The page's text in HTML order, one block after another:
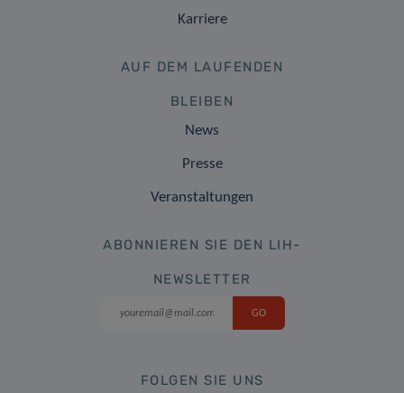
Karriere
AUF DEM LAUFENDEN
BLEIBEN
News
Presse
Veranstaltungen
ABONNIEREN SIE DEN LIH-
NEWSLETTER
FOLGEN SIE UNS